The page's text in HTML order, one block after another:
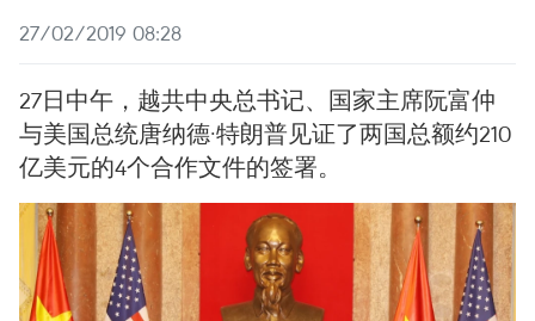
27/02/2019 08:28
27日中午，越共中央总书记、国家主席阮富仲
与美国总统唐纳德·特朗普见证了两国总额约210
亿美元的4个合作文件的签署。